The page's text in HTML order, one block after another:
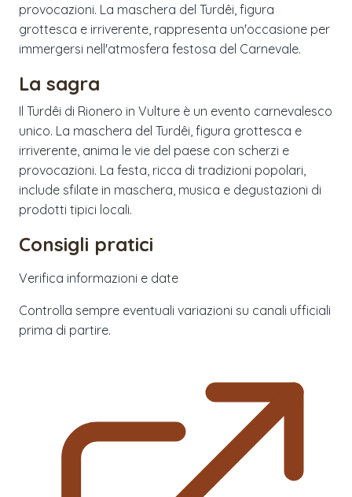
provocazioni. La maschera del Turdêi, figura
grottesca e irriverente, rappresenta un'occasione per
immergersi nell'atmosfera festosa del Carnevale.
La sagra
Il Turdêi di Rionero in Vulture è un evento carnevalesco
unico. La maschera del Turdêi, figura grottesca e
irriverente, anima le vie del paese con scherzi e
provocazioni. La festa, ricca di tradizioni popolari,
include sfilate in maschera, musica e degustazioni di
prodotti tipici locali.
Consigli pratici
Verifica informazioni e date
Controlla sempre eventuali variazioni su canali ufficiali
prima di partire.